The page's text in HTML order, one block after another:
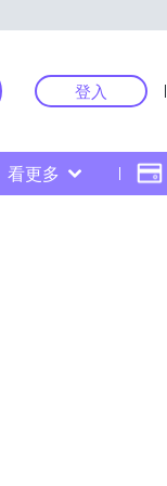
登入
看更多